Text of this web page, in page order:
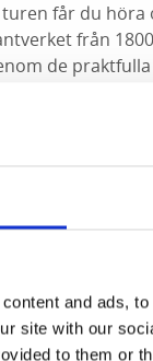
and ads,
site with our
to them or
får du
från
de
slottet